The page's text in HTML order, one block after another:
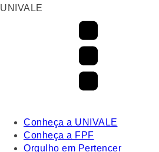
UNIVALE
Conheça a UNIVALE
Conheça a FPF
Orgulho em Pertencer